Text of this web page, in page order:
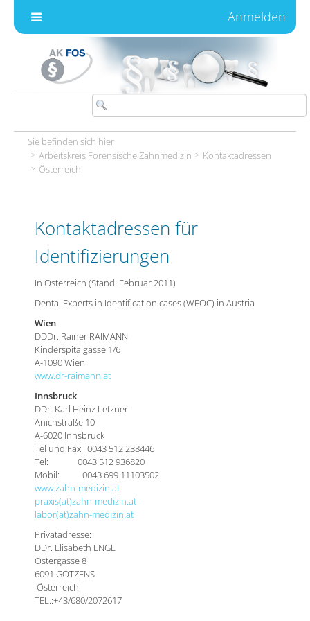
Anmelden
Sie befinden sich hier
Arbeitskreis Forensische Zahnmedizin
Kontaktadressen
Österreich
Kontaktadressen für
Identifizierungen
In Österreich (Stand: Februar 2011)
Dental Experts in Identification cases (WFOC) in Austria
Wien
DDDr. Rainer RAIMANN
Kinderspitalgasse 1/6
A-1090 Wien
www.dr-raimann.at
Innsbruck
DDr. Karl Heinz Letzner
Anichstraße 10
A-6020 Innsbruck
Tel und Fax: 0043 512 238446
Tel: 0043 512 936820
Mobil: 0043 699 11103502
www.zahn-medizin.at
praxis(at)zahn-medizin.at
labor(at)zahn-medizin.at
Privatadresse:
DDr. Elisabeth ENGL
Ostergasse 8
6091 GÖTZENS
Österreich
TEL.:+43/680/2072617